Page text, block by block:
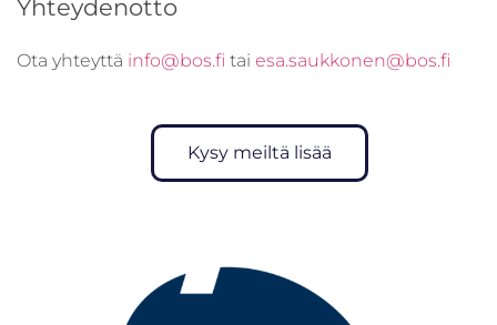
Yhteydenotto
Ota yhteyttä info@bos.fi tai esa.saukkonen@bos.fi
Kysy meiltä lisää